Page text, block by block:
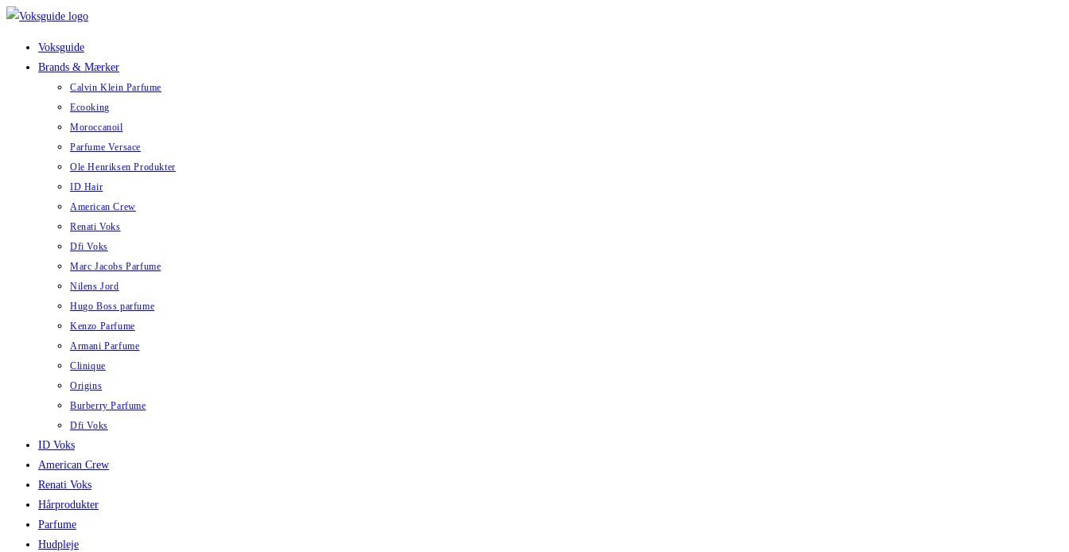
Skip
Voksguide
Brands & Mærker
Calvin Klein Parfume
Ecooking
Moroccanoil
Parfume Versace
Ole Henriksen Produkter
ID Hair
American Crew
Renati Voks
Dfi Voks
Marc Jacobs Parfume
Nilens Jord
Hugo Boss parfume
Kenzo Parfume
Armani Parfume
Clinique
Origins
Burberry Parfume
Dfi Voks
ID Voks
American Crew
Renati Voks
Hårprodukter
Parfume
Hudpleje